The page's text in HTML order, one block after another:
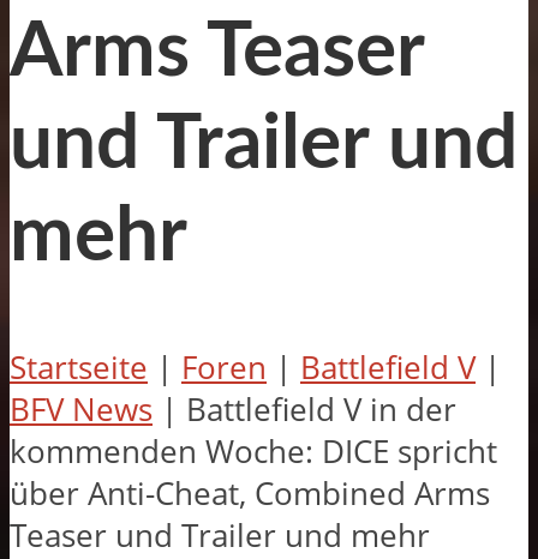
Arms Teaser
und Trailer und
mehr
Startseite | Foren | Battlefield V |
BFV News | Battlefield V in der
kommenden Woche: DICE spricht
über Anti-Cheat, Combined Arms
Teaser und Trailer und mehr